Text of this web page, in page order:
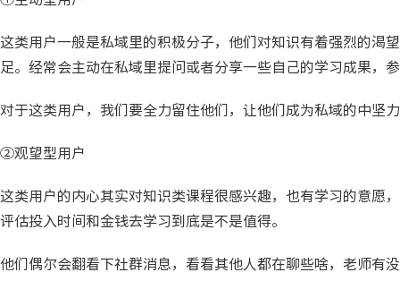
这类用户一般是私域里的积极分子，他们对知识有着强烈的渴
足。经常会主动在私域里提问或者分享一些自己的学习成果，
对于这类用户，我们要全力留住他们，让他们成为私域的中坚
②观望型用户
这类用户的内心其实对知识类课程很感兴趣，也有学习的意愿
评估投入时间和金钱去学习到底是不是值得。
他们偶尔会翻看下社群消息，看看其他人都在聊些啥，老师有